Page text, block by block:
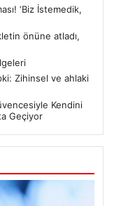
‘Biz İstemedik,
önüne atladı,
Zihinsel ve ahlaki
Kendini
Geçiyor